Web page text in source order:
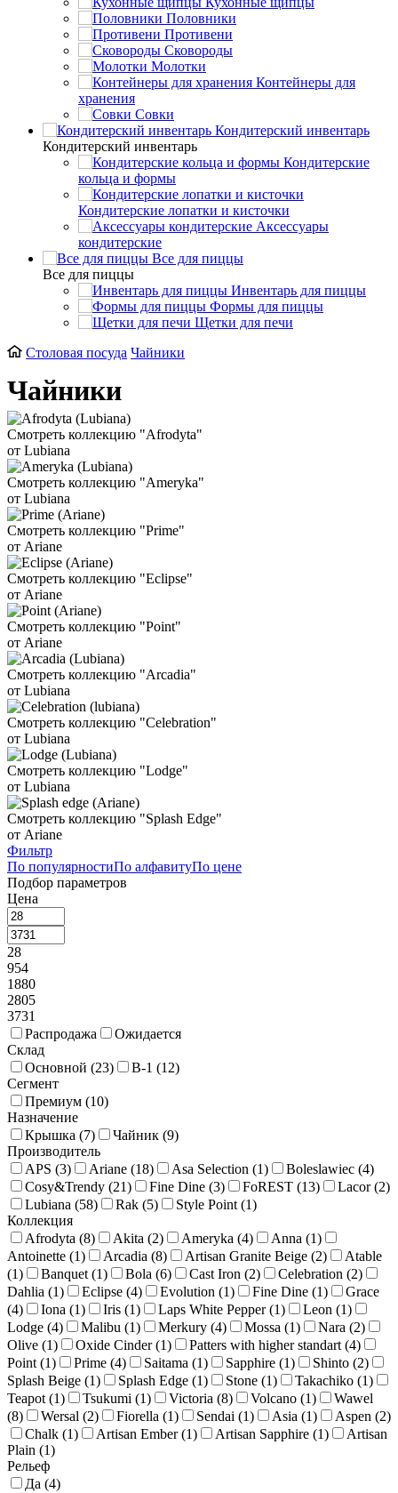
Половники
Противени
Сковороды
Молотки
Контейнеры для
хранения
Совки
Кондитерский инвентарь
Кондитерский инвентарь
Кондитерские
кольца и формы
Кондитерские лопатки и кисточки
Аксессуары
кондитерские
Все для пиццы
Все для пиццы
Инвентарь для пиццы
Формы для пиццы
Щетки для печи
Столовая посуда Чайники
Чайники
Смотреть коллекцию "Afrodyta"
от Lubiana
Смотреть коллекцию "Ameryka"
от Lubiana
Смотреть коллекцию "Prime"
от Ariane
Смотреть коллекцию "Eclipse"
от Ariane
Смотреть коллекцию "Point"
от Ariane
Смотреть коллекцию "Arcadia"
от Lubiana
Смотреть коллекцию "Celebration"
от Lubiana
Смотреть коллекцию "Lodge"
от Lubiana
Смотреть коллекцию "Splash Edge"
от Ariane
Фильтр
По популярностиПо алфавитуПо цене
Подбор параметров
Цена
28
954
1880
2805
3731
Распродажа
Ожидается
Склад
Основной (23) В-1 (12)
Сегмент
Премиум (10)
Назначение
Крышка (7) Чайник (9)
Производитель
APS (3) Ariane (18) Asa Selection (1) Boleslawiec (4)
Cosy&Trendy (21) Fine Dine (3) FoREST (13) Lacor (2)
Lubiana (58) Rak (5) Style Point (1)
Коллекция
Afrodyta (8) Akita (2) Ameryka (4) Anna (1)
Antoinette (1) Arcadia (8) Artisan Granite Beige (2)
Atable
(1) Banquet (1) Bola (6) Cast Iron (2) Celebration (2)
Dahlia (1) Eclipse (4) Evolution (1) Fine Dine (1)
Grace
(4) Iona (1) Iris (1) Laps White Pepper (1) Leon (1)
Lodge (4) Malibu (1) Merkury (4) Mossa (1) Nara (2)
Olive (1) Oxide Cinder (1) Patters with higher standart (4)
Point (1) Prime (4) Saitama (1) Sapphire (1) Shinto (2)
Splash Beige (1) Splash Edge (1) Stone (1) Takachiko (1)
Teapot (1) Tsukumi (1) Victoria (8) Volcano (1)
Wawel
(8) Wersal (2) Fiorella (1) Sendai (1) Asia (1) Aspen (2)
Chalk (1) Artisan Ember (1) Artisan Sapphire (1)
Artisan
Plain (1)
Рельеф
Да (4)